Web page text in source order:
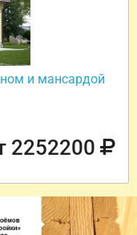
и мансардой
2252200